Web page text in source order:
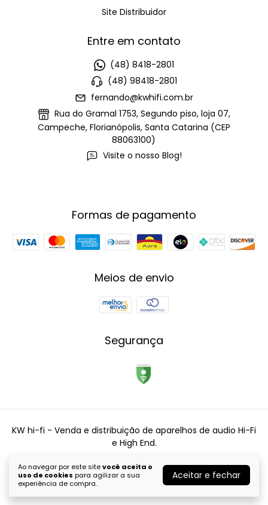
Ao navegar por este sitevocê aceita o
uso de cookies para agilizar a sua
experiência de compra.
Aceitar e fechar
Site Distribuidor
Entre em contato
(48) 8418-2801
(48) 98418-2801
fernando@kwhifi.com.br
Rua do Gramal 1753, Segundo piso, loja 07,
Campeche, Florianópolis, Santa Catarina (CEP
88063100)
Visite o nosso Blog!
Formas de pagamento
Meios de envio
Segurança
KW hi-fi - Venda e distribuição de aparelhos de audio Hi-Fi
e High End.